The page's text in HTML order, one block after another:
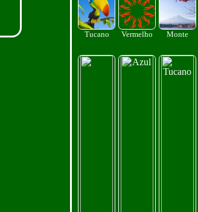
Tucano Vermelho Monte